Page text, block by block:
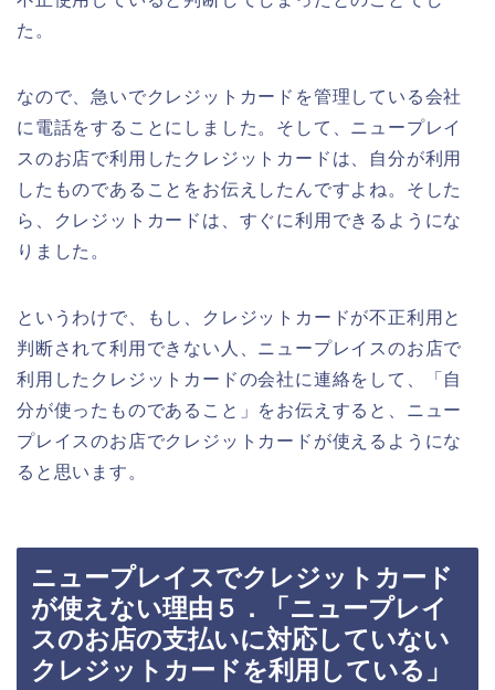
た。
なので、急いでクレジットカードを管理している会社
に電話をすることにしました。そして、ニュープレイ
スのお店で利用したクレジットカードは、自分が利用
したものであることをお伝えしたんですよね。そした
ら、クレジットカードは、すぐに利用できるようにな
りました。
というわけで、もし、クレジットカードが不正利用と
判断されて利用できない人、ニュープレイスのお店で
利用したクレジットカードの会社に連絡をして、「自
分が使ったものであること」をお伝えすると、ニュー
プレイスのお店でクレジットカードが使えるようにな
ると思います。
ニュープレイスでクレジットカード
が使えない理由５．「ニュープレイ
スのお店の支払いに対応していない
クレジットカードを利用している」